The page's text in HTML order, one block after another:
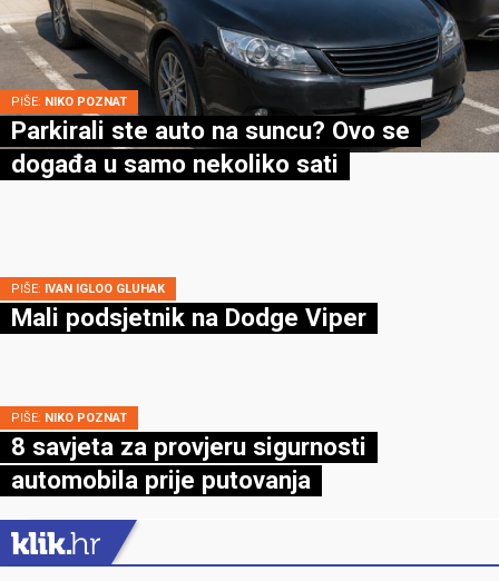
PIŠE: NIKO POZNAT
Parkirali ste auto na suncu? Ovo se
događa u samo nekoliko sati
PIŠE: IVAN IGLOO GLUHAK
Mali podsjetnik na Dodge Viper
PIŠE: NIKO POZNAT
8 savjeta za provjeru sigurnosti
automobila prije putovanja